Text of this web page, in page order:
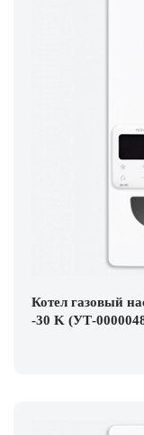
Котел газовый
-30 K (УТ-